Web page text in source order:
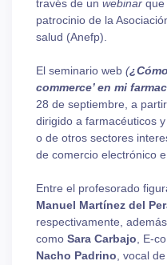
través de un webinar que
patrocinio de la
salud (Anefp).
El seminario web (
commerce’ en mi
28 de septiembre, a
dirigido a farmacéuticos
o de otros sectores
de comercio electrónico
Entre el profesorado
Manuel Martínez del
respectivamente,
como Sara Carbajo, E-
Nacho Padrino, vocal